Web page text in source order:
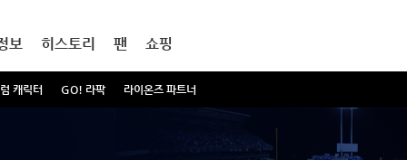
캐릭터 GO! 라팍 라이온즈 파트너
보 히스토리 팬 쇼핑